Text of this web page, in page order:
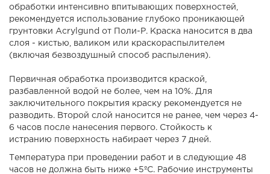
обработки интенсивно впитывающих поверхностей,
рекомендуется использование глубоко проникающей
грунтовки Acrylgund от Поли-Р. Краска наносится в два
слоя - кистью, валиком или краскораспылителем
(включая безвоздушный способ распыления).
Первичная обработка производится краской,
разбавленной водой не более, чем на 10%. Для
заключительного покрытия краску рекомендуется не
разводить. Второй слой наносится не ранее, чем через 4-
6 часов после нанесения первого. Стойкость к
истранию поверхность набирает через 7 дней.
Температура при проведении работ и в следующие 48
часов не должна быть ниже +5ºС. Рабочие инструменты